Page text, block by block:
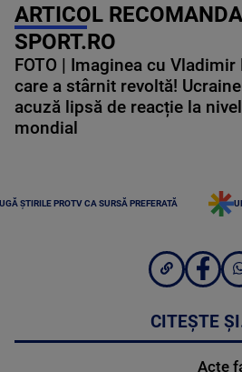
ARTICOL
SPORT.RO
FOTO | Imaginea cu Vladimir
care a stârnit revoltă!
acuză lipsă de reacție la nivel
mondial
ȘTIRILE PROTV CA SURSĂ PREFERATĂ
CITEȘTE
Acte